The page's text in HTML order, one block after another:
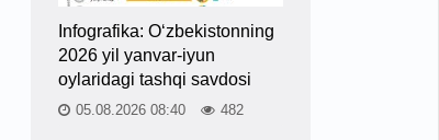
Infografika: O‘zbekistonning
2026 yil yanvar-iyun
oylaridagi tashqi savdosi
05.08.2026 08:40 482